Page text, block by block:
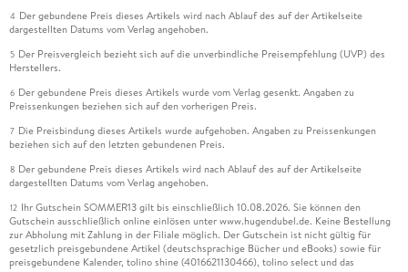
4 Der gebundene Preis dieses Artikels wird nach Ablauf des auf der Artikelseite
dargestellten Datums vom Verlag angehoben.
5 Der Preisvergleich bezieht sich auf die unverbindliche Preisempfehlung (UVP) des
Herstellers.
6 Der gebundene Preis dieses Artikels wurde vom Verlag gesenkt. Angaben zu
Preissenkungen beziehen sich auf den vorherigen Preis.
7 Die Preisbindung dieses Artikels wurde aufgehoben. Angaben zu Preissenkungen
beziehen sich auf den letzten gebundenen Preis.
8 Der gebundene Preis dieses Artikels wird nach Ablauf des auf der Artikelseite
dargestellten Datums vom Verlag angehoben.
12 Ihr Gutschein SOMMER13 gilt bis einschließlich 10.08.2026. Sie können den
Gutschein ausschließlich online einlösen unter www.hugendubel.de. Keine Bestellung
zur Abholung mit Zahlung in der Filiale möglich. Der Gutschein ist nicht gültig für
gesetzlich preisgebundene Artikel (deutschsprachige Bücher und eBooks) sowie für
preisgebundene Kalender, tolino shine (4016621130466), tolino select und das